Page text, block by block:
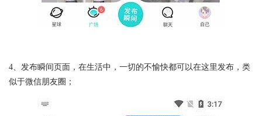
4、发布瞬间页面，在生活中，一切的不愉快都可以在这里发布，类
似于微信朋友圈；